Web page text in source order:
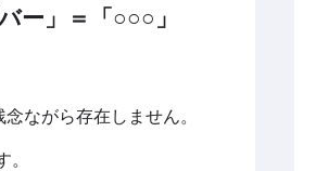
ー」＝「○○○」
ながら存在しません。